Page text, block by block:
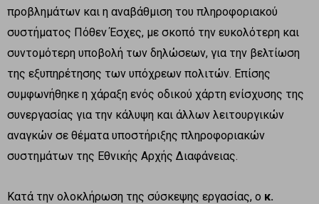
προβλημάτων και η αναβάθμιση του πληροφοριακού
συστήματος Πόθεν Έσχες, με σκοπό την ευκολότερη και
συντομότερη υποβολή των δηλώσεων, για την βελτίωση
της εξυπηρέτησης των υπόχρεων πολιτών. Επίσης
συμφωνήθηκε η χάραξη ενός οδικού χάρτη ενίσχυσης της
συνεργασίας για την κάλυψη και άλλων λειτουργικών
αναγκών σε θέματα υποστήριξης πληροφοριακών
συστημάτων της Εθνικής Αρχής Διαφάνειας.
Κατά την ολοκλήρωση της σύσκεψης εργασίας, ο κ.